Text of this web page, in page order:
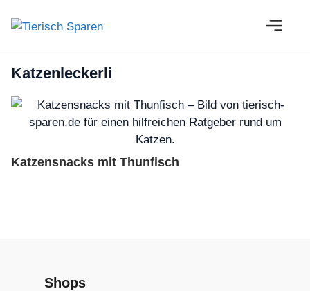
Inhalt
Katzenleckerli
Katzensnacks mit Thunfisch
Shops